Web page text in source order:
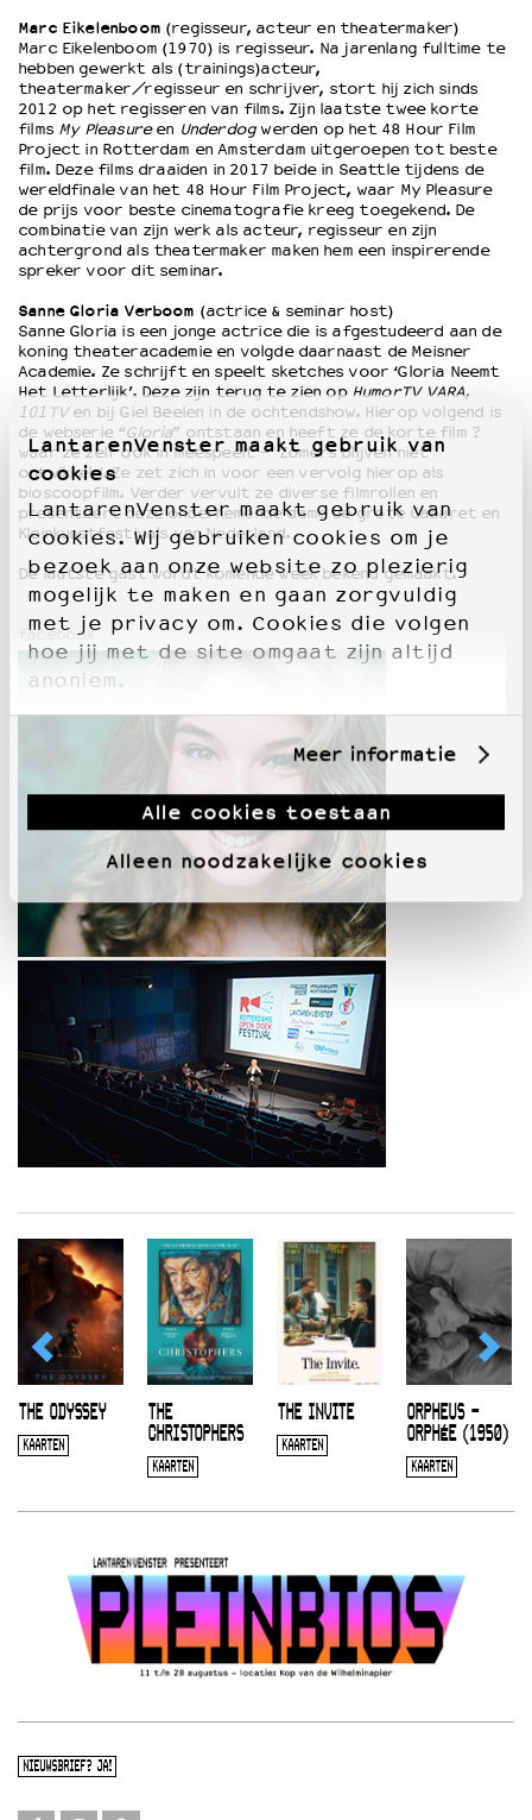
LantarenVenster maakt gebruik van
cookies
LantarenVenster maakt gebruik van
cookies. Wij gebruiken cookies om je
bezoek aan onze website zo plezierig
mogelijk te maken en gaan zorgvuldig
met je privacy om. Cookies die volgen
hoe jij met de site omgaat zijn altijd
anoniem.
Meer informatie
Alle cookies toestaan
Alleen noodzakelijke cookies
Duurzaamheid
Culturele boycot Israël
Ruimte voor artistieke vrijheid – VNPF
Marc Eikelenboom(regisseur, acteur en theatermaker)
Marc Eikelenboom (1970) is regisseur. Na jarenlang fulltime te
hebben gewerkt als (trainings)acteur,
theatermaker/regisseur en schrijver, stort hij zich sinds
2012 op het regisseren van films. Zijn laatste twee korte
films My Pleasureen Underdogwerden op het 48 Hour Film
Project in Rotterdam en Amsterdam uitgeroepen tot beste
film. Deze films draaiden in 2017 beide in Seattle tijdens de
wereldfinale van het 48 Hour Film Project, waar My Pleasure
de prijs voor beste cinematografie kreeg toegekend. De
combinatie van zijn werk als acteur, regisseur en zijn
achtergrond als theatermaker maken hem een inspirerende
spreker voor dit seminar.
Sanne Gloria Verboom (actrice & seminar host)
Sanne Gloria is een jonge actrice die is afgestudeerd aan de
koning theateracademie en volgde daarnaast de Meisner
Academie. Ze schrijft en speelt sketches voor ‘Gloria Neemt
Het Letterlijk’. Deze zijn terug te zien op HumorTV VARA,
101TVen bij Giel Beelen in de ochtendshow. Hierop volgend is
de webserie “Gloria” ontstaan en heeft ze de korte film ?
waar ze zelf ook in meespeelt – ‘Zomers blijven niet’
ontwikkeld. Ze zet zich in voor een vervolg hierop als
bioscoopfilm. Verder vervult ze diverse filmrollen en
presenteert deze ondernemende dame de grote Cabaret en
Kleinkunstfestivals van Nederland.
De laatste gast wordt komende week bekend gemaakt.
facebook
THE ODYSSEY
KAARTEN
THE
CHRISTOPHERS
KAARTEN
THE INVITE
KAARTEN
ORPHEUS –
ORPHÉE (1950)
KAARTEN
NIEUWSBRIEF? JA!